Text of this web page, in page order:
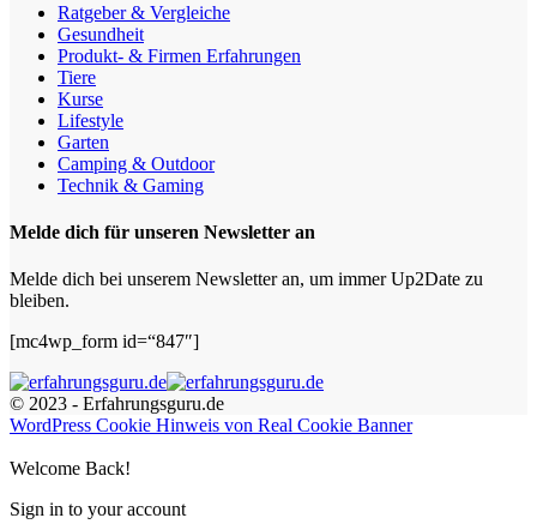
Ratgeber & Vergleiche
Gesundheit
Produkt- & Firmen Erfahrungen
Tiere
Kurse
Lifestyle
Garten
Camping & Outdoor
Technik & Gaming
Melde dich für unseren Newsletter an
Melde dich bei unserem Newsletter an, um immer Up2Date zu
bleiben.
[mc4wp_form id=“847″]
© 2023 - Erfahrungsguru.de
WordPress Cookie Hinweis von Real Cookie Banner
Welcome Back!
Sign in to your account